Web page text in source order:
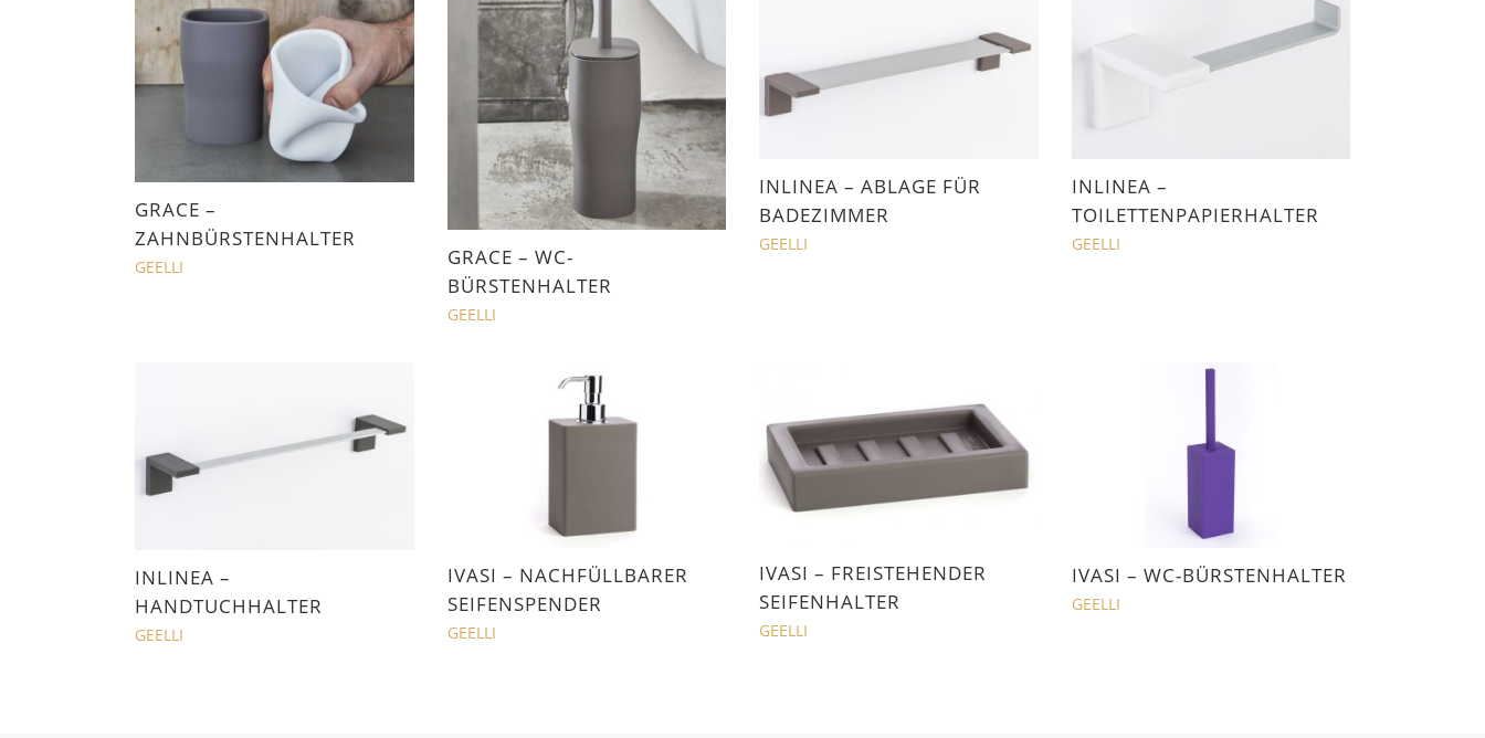
GRACE –
ZAHNBÜRSTENHALTER
GEELLI
GRACE – WC-
BÜRSTENHALTER
GEELLI
INLINEA – ABLAGE FÜR
BADEZIMMER
GEELLI
INLINEA –
TOILETTENPAPIERHALTER
GEELLI
INLINEA –
HANDTUCHHALTER
GEELLI
IVASI – NACHFÜLLBARER
SEIFENSPENDER
GEELLI
IVASI – FREISTEHENDER
SEIFENHALTER
GEELLI
IVASI – WC-BÜRSTENHALTER
GEELLI